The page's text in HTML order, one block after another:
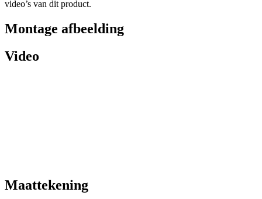
video’s van dit product.
Montage afbeelding
Video
Maattekening